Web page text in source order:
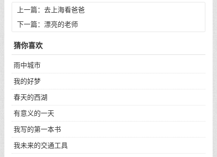
上一篇： 去上海看爸爸
下一篇： 漂亮的老师
猜你喜欢
雨中城市
我的好梦
春天的西湖
有意义的一天
我写的第一本书
我未来的交通工具